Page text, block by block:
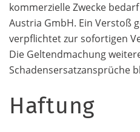
kommerzielle Zwecke
Austria GmbH. Ein Verstoß
verpflichtet zur sofortigen
Die Geltendmachung
Schadensersatzansprüche
Haftung